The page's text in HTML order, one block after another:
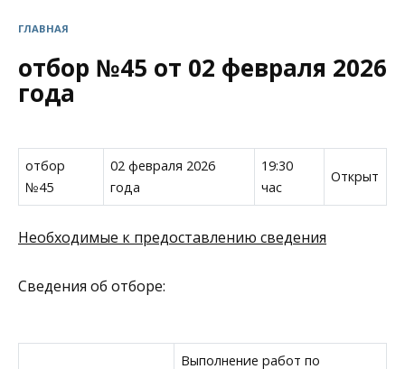
ГЛАВНАЯ
отбор №45 от 02 февраля 2026
года
отбор
№45
02 февраля 2026
года
19:30
час
Открыт
Необходимые к предоставлению сведения
Сведения об отборе:
Выполнение работ по